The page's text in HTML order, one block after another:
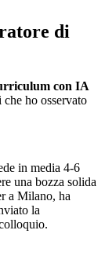
di
con IA
ho osservato
in media 4-6
una bozza solida
a Milano, ha
la